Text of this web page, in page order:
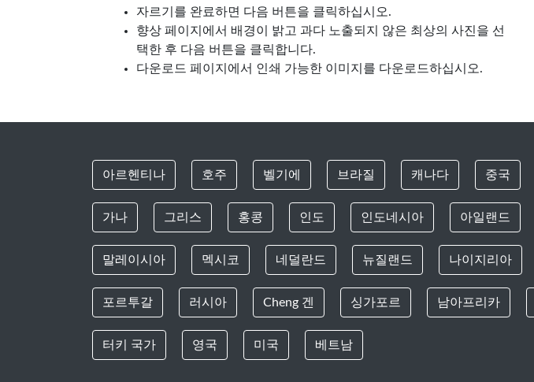
자르기를 완료하면 다음 버튼을 클릭하십시오.
향상 페이지에서 배경이 밝고 과다 노출되지 않은 최상의 사진을 선
택한 후 다음 버튼을 클릭합니다.
다운로드 페이지에서 인쇄 가능한 이미지를 다운로드하십시오.
아르헨티나 호주 벨기에 브라질 캐나다 중국
가나 그리스 홍콩 인도 인도네시아 아일랜드
말레이시아 멕시코 네덜란드 뉴질랜드 나이지리아
포르투갈 러시아 Cheng 겐 싱가포르 남아프리카
터키 국가 영국 미국 베트남